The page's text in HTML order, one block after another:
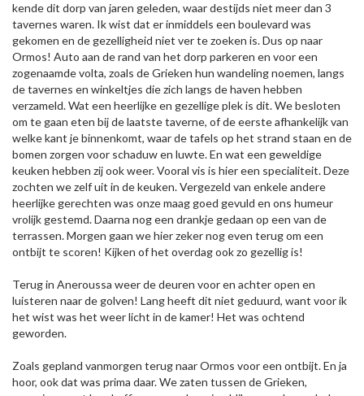
kende dit dorp van jaren geleden, waar destijds niet meer dan 3
tavernes waren. Ik wist dat er inmiddels een boulevard was
gekomen en de gezelligheid niet ver te zoeken is. Dus op naar
Ormos! Auto aan de rand van het dorp parkeren en voor een
zogenaamde volta, zoals de Grieken hun wandeling noemen, langs
de tavernes en winkeltjes die zich langs de haven hebben
verzameld. Wat een heerlijke en gezellige plek is dit. We besloten
om te gaan eten bij de laatste taverne, of de eerste afhankelijk van
welke kant je binnenkomt, waar de tafels op het strand staan en de
bomen zorgen voor schaduw en luwte. En wat een geweldige
keuken hebben zij ook weer. Vooral vis is hier een specialiteit. Deze
zochten we zelf uit in de keuken. Vergezeld van enkele andere
heerlijke gerechten was onze maag goed gevuld en ons humeur
vrolijk gestemd. Daarna nog een drankje gedaan op een van de
terrassen. Morgen gaan we hier zeker nog even terug om een
ontbijt te scoren! Kijken of het overdag ook zo gezellig is!
Terug in Aneroussa weer de deuren voor en achter open en
luisteren naar de golven! Lang heeft dit niet geduurd, want voor ik
het wist was het weer licht in de kamer! Het was ochtend
geworden.
Zoals gepland vanmorgen terug naar Ormos voor een ontbijt. En ja
hoor, ook dat was prima daar. We zaten tussen de Grieken,